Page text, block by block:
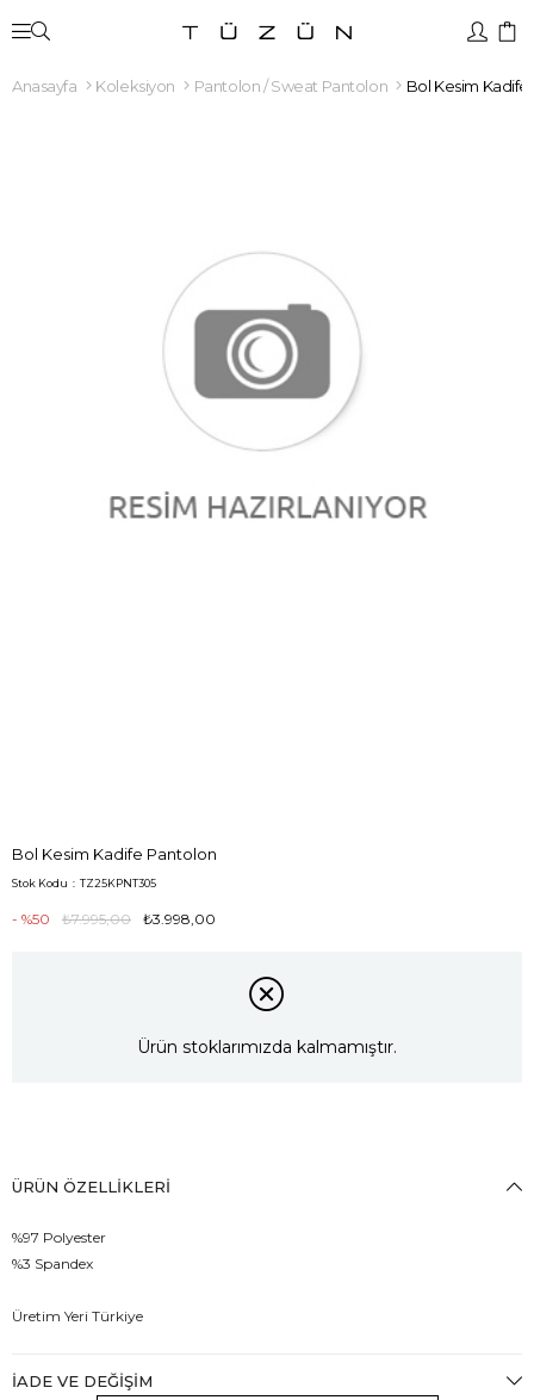
Anasayfa Koleksiyon Pantolon / Sweat Pantolon Bol Kesim
Bol Kesim Kadife Pantolon
Stok Kodu TZ25KPNT305
50 ₺7.995,00 ₺3.998,00
Ürün stoklarımızda kalmamıştır.
ÜRÜN ÖZELLIKLERI
%97 Polyester
%3 Spandex
Üretim Yeri Türkiye
İADE VE DEĞIŞIM